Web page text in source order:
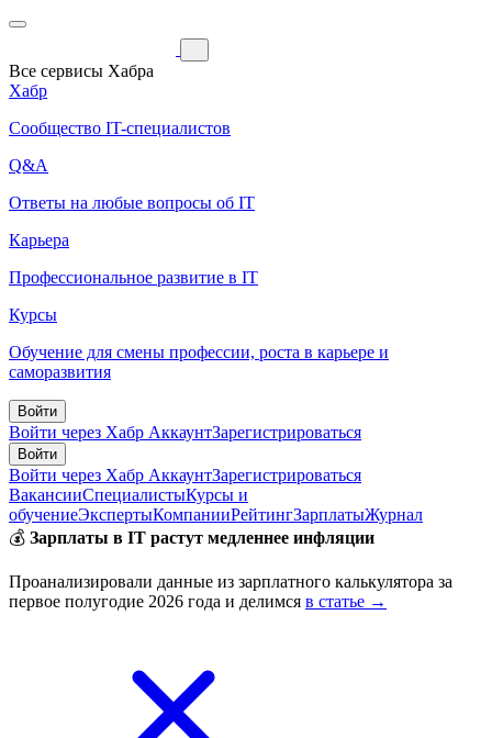
Все сервисы Хабра
Хабр
Сообщество IT-специалистов
Q&A
Ответы на любые вопросы об IT
Карьера
Профессиональное развитие в IT
Курсы
Обучение для смены профессии, роста в карьере и
саморазвития
Войти
Войти через Хабр АккаунтЗарегистрироваться
Войти
Войти через Хабр АккаунтЗарегистрироваться
ВакансииСпециалистыКурсы и
обучениеЭкспертыКомпанииРейтингЗарплатыЖурнал
💰 Зарплаты в IT растут медленнее инфляции
Проанализировали данные из зарплатного калькулятора за
первое полугодие 2026 года и делимся в статье →